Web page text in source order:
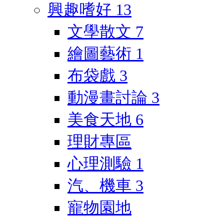
興趣嗜好 13
文學散文 7
繪圖藝術 1
布袋戲 3
動漫畫討論 3
美食天地 6
理財專區
心理測驗 1
汽、機車 3
寵物園地